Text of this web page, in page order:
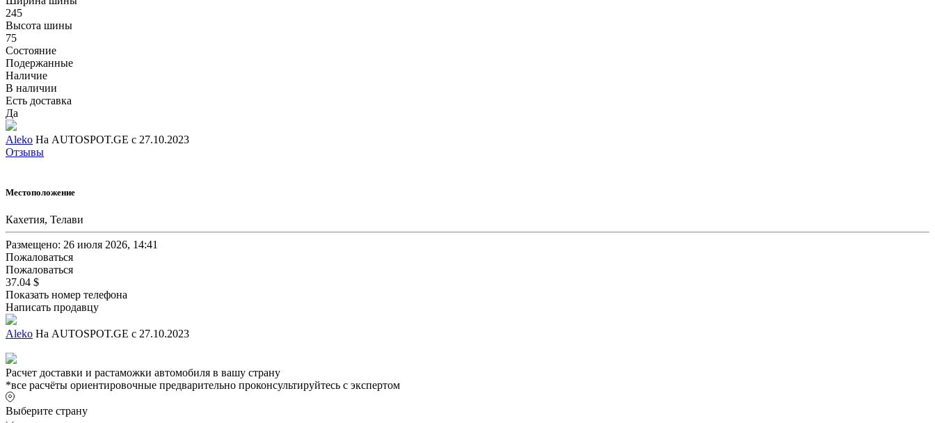
245
Высота шины
75
Состояние
Подержанные
Наличие
В наличии
Есть доставка
Да
Aleko На AUTOSPOT.GE с 27.10.2023
Отзывы
Местоположение
Кахетия, Телави
Размещено: 26 июля 2026, 14:41
Пожаловаться
Пожаловаться
37.04 $
Показать номер телефона
Написать продавцу
Aleko На AUTOSPOT.GE с 27.10.2023
Расчет доставки и растаможки автомобиля в вашу страну
*все расчёты ориентировочные предварительно проконсультируйтесь с экспертом
Выберите страну